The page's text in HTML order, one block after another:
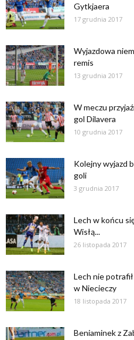
Gytkjaera
17 grudnia 2017
Wyjazdowa
remis
13 grudnia 2017
W meczu
gol Dilavera
10 grudnia 2017
Kolejny wyjazd
goli
3 grudnia 2017
Lech w końcu
Wisłą...
26 listopada 2017
Lech nie
w Niecieczy
18 listopada 2017
Beniaminek z